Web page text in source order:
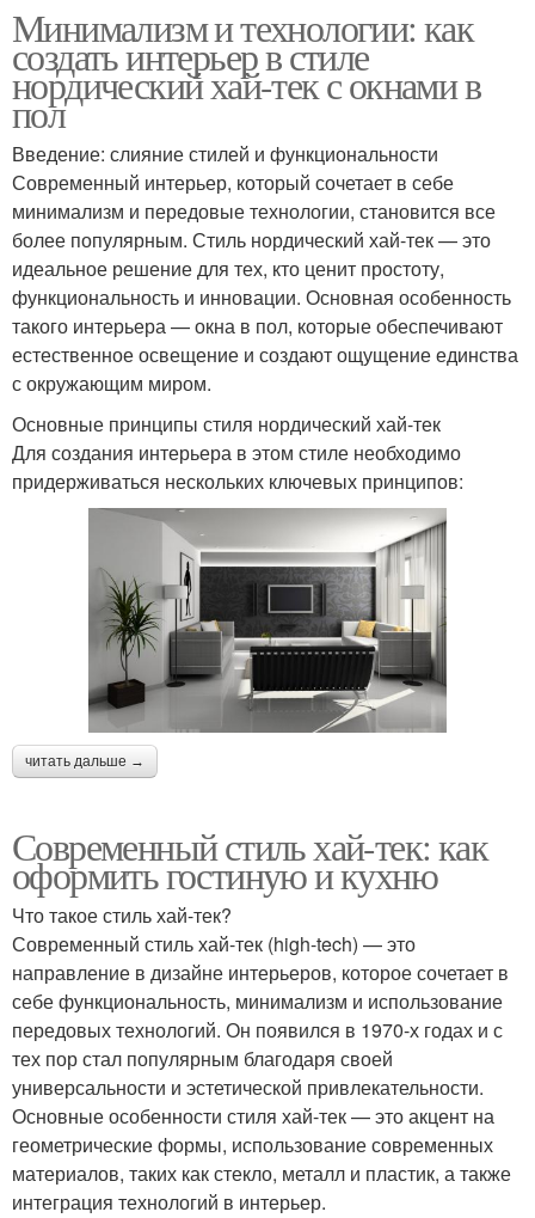
Минимализм и технологии: как
создать интерьер в стиле
нордический хай-тек с окнами в
пол
Введение: слияние стилей и функциональности
Современный интерьер, который сочетает в себе
минимализм и передовые технологии, становится все
более популярным. Стиль нордический хай-тек — это
идеальное решение для тех, кто ценит простоту,
функциональность и инновации. Основная особенность
такого интерьера — окна в пол, которые обеспечивают
естественное освещение и создают ощущение единства
с окружающим миром.
Основные принципы стиля нордический хай-тек
Для создания интерьера в этом стиле необходимо
придерживаться нескольких ключевых принципов:
читать дальше →
Современный стиль хай-тек: как
оформить гостиную и кухню
Что такое стиль хай-тек?
Современный стиль хай-тек (high-tech) — это
направление в дизайне интерьеров, которое сочетает в
себе функциональность, минимализм и использование
передовых технологий. Он появился в 1970-х годах и с
тех пор стал популярным благодаря своей
универсальности и эстетической привлекательности.
Основные особенности стиля хай-тек — это акцент на
геометрические формы, использование современных
материалов, таких как стекло, металл и пластик, а также
интеграция технологий в интерьер.